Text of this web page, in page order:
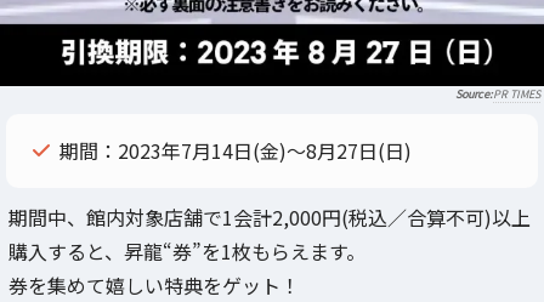
PR TIMES
期間：2023年7月14日(金)～8月27日(日)
期間中、館内対象店舗で1会計2,000円(税込／合算不可)以上
購入すると、昇龍“券”を1枚もらえます。
券を集めて嬉しい特典をゲット！